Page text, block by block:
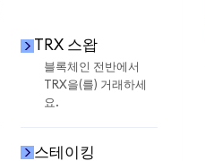
TRX 스왑
블록체인 전반에서
TRX을(를) 거래하세
요.
스테이킹